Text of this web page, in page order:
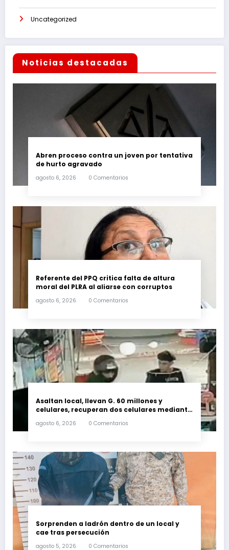
Uncategorized
Noticias destacadas
Abren proceso contra un joven por tentativa
de hurto agravado
agosto 6, 2026 0 Comentarios
Referente del PPQ critica falta de altura
moral del PLRA al aliarse con corruptos
agosto 6, 2026 0 Comentarios
Asaltan local, llevan G. 60 millones y
celulares, recuperan dos celulares mediante
agosto 6, 2026 0 Comentarios
Sorprenden a ladrón dentro de un local y
cae tras persecución
agosto 5, 2026 0 Comentarios